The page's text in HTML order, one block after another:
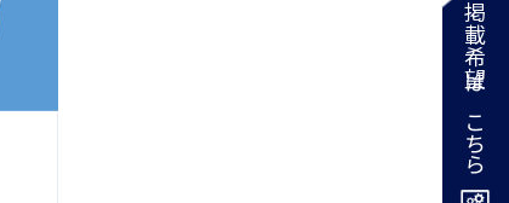
掲載希望はこちら